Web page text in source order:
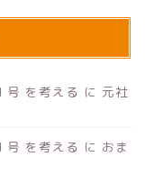
号 を考える に 元社
号 を考える に おま